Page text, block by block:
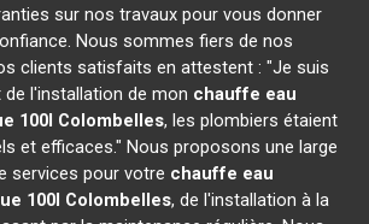
sur nos travaux pour vous donner
Nous sommes fiers de nos
clients satisfaits en attestent : "Je suis
l'installation de mon chauffe eau
100l Colombelles, les plombiers étaient
et efficaces." Nous proposons une large
services pour votre chauffe eau
100l Colombelles, de l'installation à la